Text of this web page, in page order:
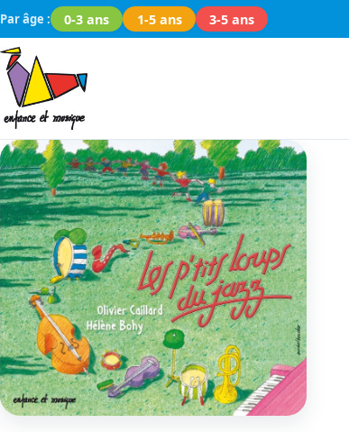
Par âge : 0-3 ans 1-5 ans 3-5 ans